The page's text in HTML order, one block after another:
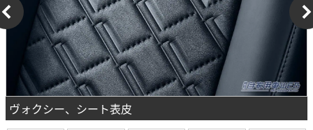
ヴォクシー、シート表皮